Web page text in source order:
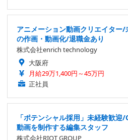
アニメーション動画クリエイター
の作画・動画化/退職金あり
株式会社enrich technology
大阪府
月給29万1,400円～45万円
正社員
「ポテンシャル採用」未経験歓迎
動画を制作する編集スタッフ